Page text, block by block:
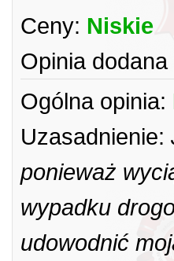
Ceny: Niskie
Opinia dodana
Ogólna opinia:
Uzasadnienie:
ponieważ
wypadku
udowodnić